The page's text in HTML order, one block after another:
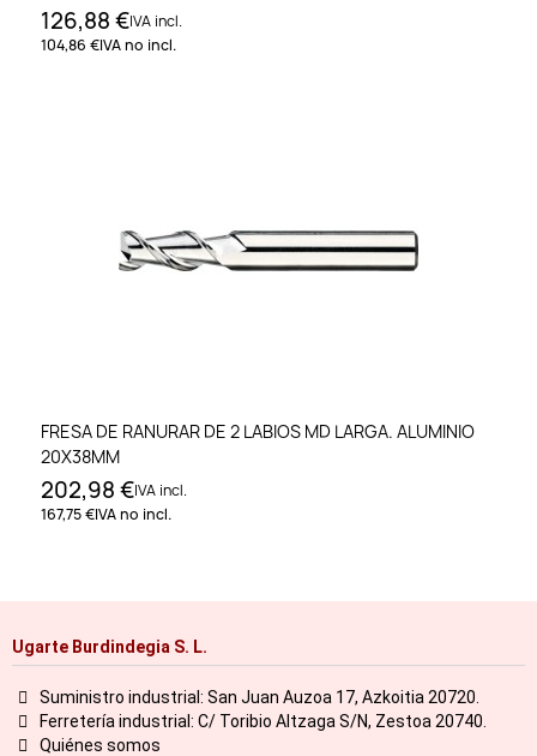
126,88 €IVA incl.
104,86 €IVA no incl.
FRESA DE RANURAR DE 2 LABIOS MD LARGA. ALUMINIO
20X38MM
202,98 €IVA incl.
167,75 €IVA no incl.
Ugarte Burdindegia S. L.
Suministro industrial: San Juan Auzoa 17, Azkoitia 20720.
Ferretería industrial: C/ Toribio Altzaga S/N, Zestoa 20740.
Quiénes somos